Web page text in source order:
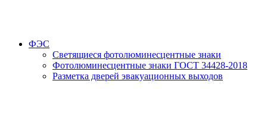
ФЭС
Светящиеся фотолюминесцентные знаки
Фотолюминесцентные знаки ГОСТ 34428-2018
Разметка дверей эвакуационных выходов